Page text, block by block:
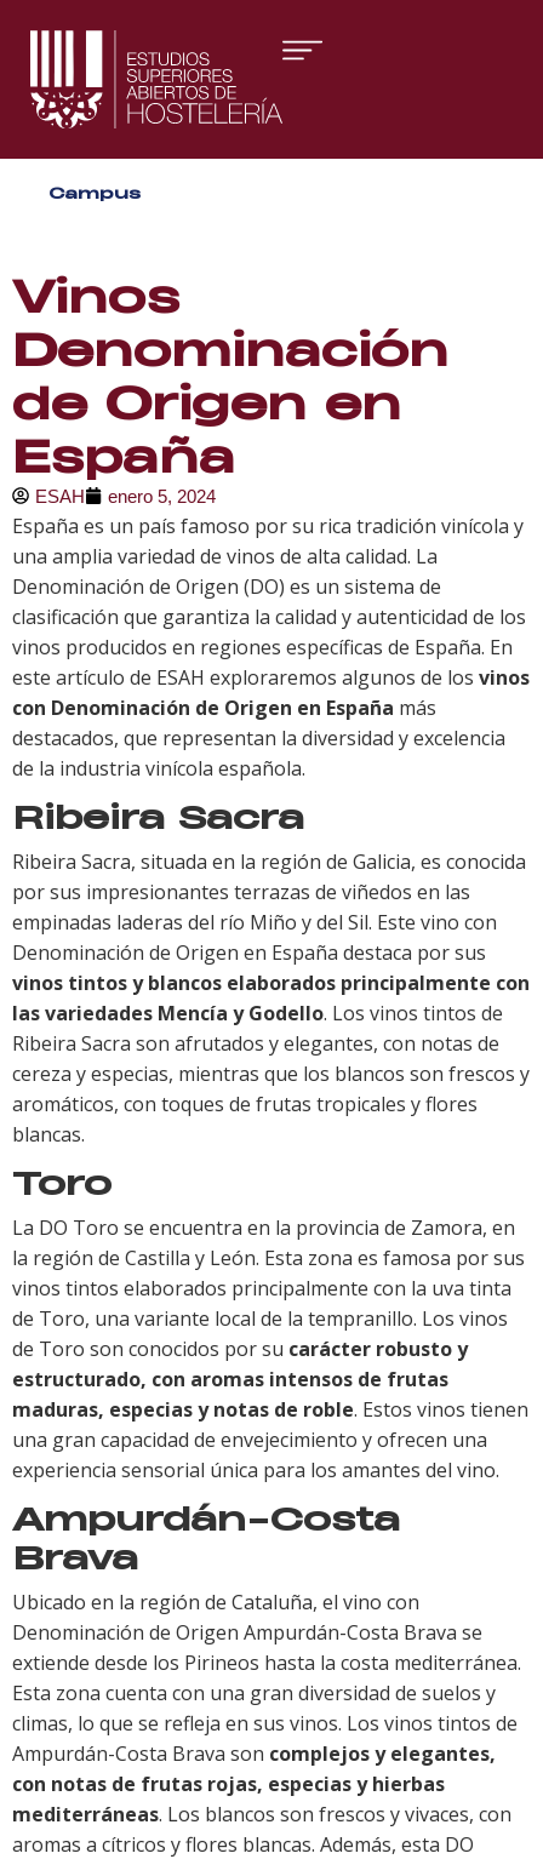
Campus
Vinos
Denominación
de Origen en
España
ESAH enero 5, 2024
España es un país famoso por su rica tradición vinícola y
una amplia variedad de vinos de alta calidad. La
Denominación de Origen (DO) es un sistema de
clasificación que garantiza la calidad y autenticidad de los
vinos producidos en regiones específicas de España. En
este artículo de ESAH exploraremos algunos de los vinos
con Denominación de Origen en España más
destacados, que representan la diversidad y excelencia
de la industria vinícola española.
Ribeira Sacra
Ribeira Sacra, situada en la región de Galicia, es conocida
por sus impresionantes terrazas de viñedos en las
empinadas laderas del río Miño y del Sil. Este vino con
Denominación de Origen en España destaca por sus
vinos tintos y blancos elaborados principalmente con
las variedades Mencía y Godello. Los vinos tintos de
Ribeira Sacra son afrutados y elegantes, con notas de
cereza y especias, mientras que los blancos son frescos y
aromáticos, con toques de frutas tropicales y flores
blancas.
Toro
La DO Toro se encuentra en la provincia de Zamora, en
la región de Castilla y León. Esta zona es famosa por sus
vinos tintos elaborados principalmente con la uva tinta
de Toro, una variante local de la tempranillo. Los vinos
de Toro son conocidos por su carácter robusto y
estructurado, con aromas intensos de frutas
maduras, especias y notas de roble. Estos vinos tienen
una gran capacidad de envejecimiento y ofrecen una
experiencia sensorial única para los amantes del vino.
Ampurdán-Costa
Brava
Ubicado en la región de Cataluña, el vino con
Denominación de Origen Ampurdán-Costa Brava se
extiende desde los Pirineos hasta la costa mediterránea.
Esta zona cuenta con una gran diversidad de suelos y
climas, lo que se refleja en sus vinos. Los vinos tintos de
Ampurdán-Costa Brava son complejos y elegantes,
con notas de frutas rojas, especias y hierbas
mediterráneas. Los blancos son frescos y vivaces, con
aromas a cítricos y flores blancas. Además, esta DO